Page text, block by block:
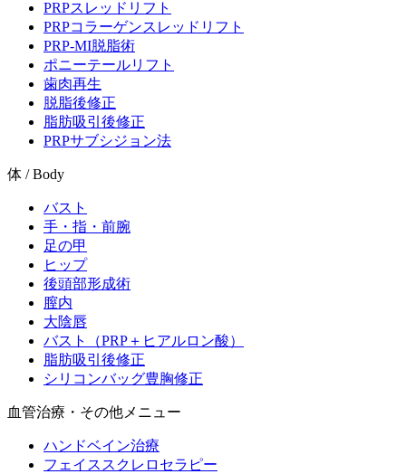
PRPスレッドリフト
PRPコラーゲンスレッドリフト
PRP-MI脱脂術
ポニーテールリフト
歯肉再生
脱脂後修正
脂肪吸引後修正
PRPサブシジョン法
体 / Body
バスト
手・指・前腕
足の甲
ヒップ
後頭部形成術
膣内
大陰唇
バスト（PRP＋ヒアルロン酸）
脂肪吸引後修正
シリコンバッグ豊胸修正
血管治療・その他メニュー
ハンドベイン治療
フェイススクレロセラピー